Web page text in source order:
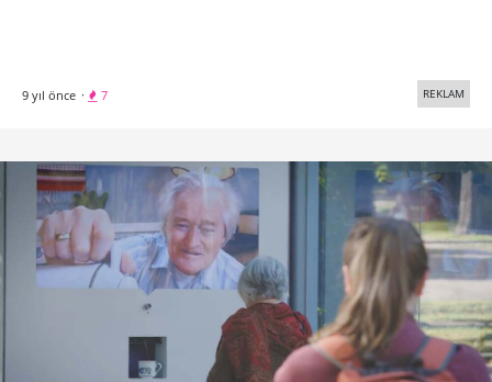
9 yıl önce · 7 REKLAM